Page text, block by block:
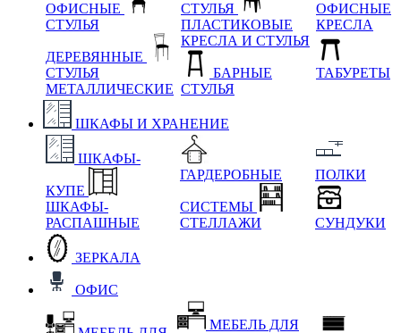
ОФИСНЫЕ
СТУЛЬЯ
ДЕРЕВЯННЫЕ
СТУЛЬЯ
МЕТАЛЛИЧЕСКИЕ
СТУЛЬЯ
ПЛАСТИКОВЫЕ
КРЕСЛА И СТУЛЬЯ
БАРНЫЕ
СТУЛЬЯ
ОФИСНЫЕ
КРЕСЛА
ТАБУРЕТЫ
ШКАФЫ И ХРАНЕНИЕ
ШКАФЫ-
КУПЕ
ШКАФЫ-
РАСПАШНЫЕ
ГАРДЕРОБНЫЕ
СИСТЕМЫ
СТЕЛЛАЖИ
ПОЛКИ
СУНДУКИ
ЗЕРКАЛА
ОФИС
МЕБЕЛЬ ДЛЯ